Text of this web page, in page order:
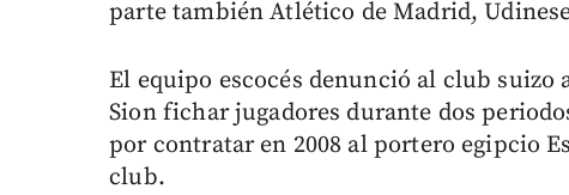
parte también Atlético de Madrid,
El equipo escocés denunció al club
Sion fichar jugadores durante dos
por contratar en 2008 al portero egipcio
club.